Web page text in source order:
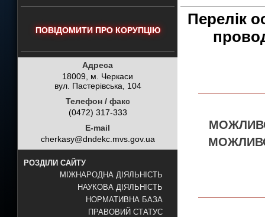
науково-дослідний експертно-
- проведення всих видів судових
експертиз
ПОВІДОМИТИ ПРО КОРУПЦІЮ
Адреса
18009, м. Черкаси
вул. Пастерівська, 104
Телефон / факс
(0472) 317-333
E-mail
cherkasy@dndekc.mvs.gov.ua
РОЗДІЛИ САЙТУ
МІЖНАРОДНА ДІЯЛЬНІСТЬ
НАУКОВА ДІЯЛЬНІСТЬ
НОРМАТИВНА БАЗА
ПРАВОВИЙ СТАТУС
Перелік